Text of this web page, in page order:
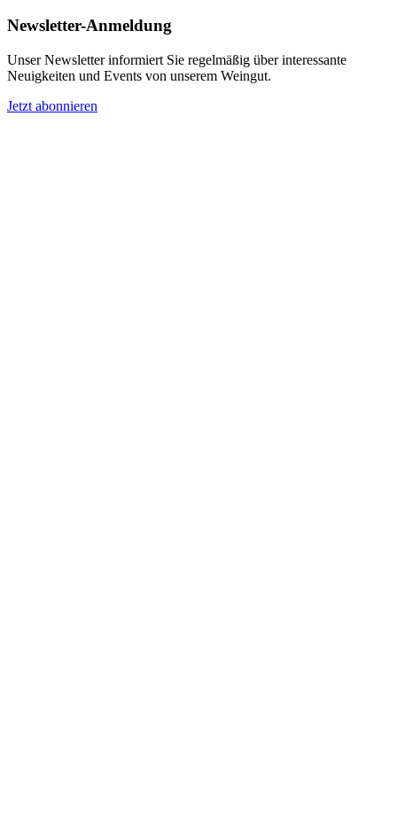
Newsletter-Anmeldung
Unser Newsletter informiert Sie regelmäßig über interessante
Neuigkeiten und Events von unserem Weingut.
Jetzt abonnieren